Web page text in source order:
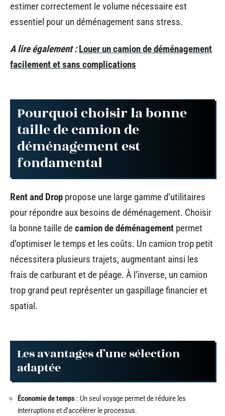
estimer correctement le volume nécessaire est
essentiel pour un déménagement sans stress.
A lire également : Louer un camion de déménagement
facilement et sans complications
Pourquoi choisir la bonne
taille de camion de
déménagement est
fondamental
Rent and Drop propose une large gamme d’utilitaires
pour répondre aux besoins de déménagement. Choisir
la bonne taille decamion de déménagement permet
d’optimiser le temps et les coûts. Un camion trop petit
nécessitera plusieurs trajets, augmentant ainsi les
frais de carburant et de péage. À l’inverse, un camion
trop grand peut représenter un gaspillage financier et
spatial.
Les avantages d’une sélection
adaptée
Économie de temps : Un seul voyage permet de réduire les
interruptions et d’accélérer le processus.